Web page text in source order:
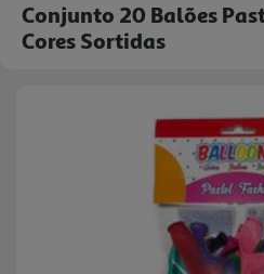
Conjunto 20 Balões
Cores Sortidas